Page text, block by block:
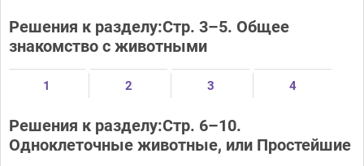
Решения к разделу:Стр. 3–5. Общее
знакомство с животными
1 2 3 4
Решения к разделу:Стр. 6–10.
Одноклеточные животные, или Простейшие